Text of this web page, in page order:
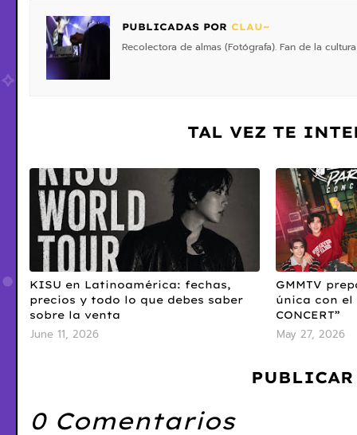
PUBLICADAS POR CLAU~
Recolectora de almas (Fotógrafa). Fan de la
TAL VEZ TE
KISU en Latinoamérica: fechas,
precios y todo lo que debes saber
sobre la venta
June 11, 2026
GMMTV
única con el
CONCERT”
May 27, 2026
0 Comentarios